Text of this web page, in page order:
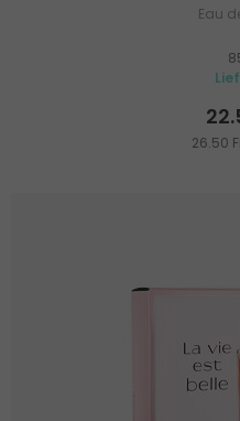
Eau
26.50